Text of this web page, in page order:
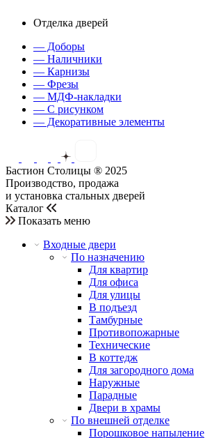
Отделка дверей
— Доборы
— Наличники
— Карнизы
— Фрезы
— МДФ-накладки
— С рисунком
— Декоративные элементы
Бастион Столицы ® 2025
Производство, продажа
и установка стальных дверей
Каталог
Показать меню
Входные двери
По назначению
Для квартир
Для офиса
Для улицы
В подъезд
Тамбурные
Противопожарные
Технические
В коттедж
Для загородного дома
Наружные
Парадные
Двери в храмы
По внешней отделке
Порошковое напыление